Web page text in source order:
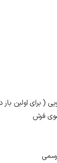
( برای اولین
فرش